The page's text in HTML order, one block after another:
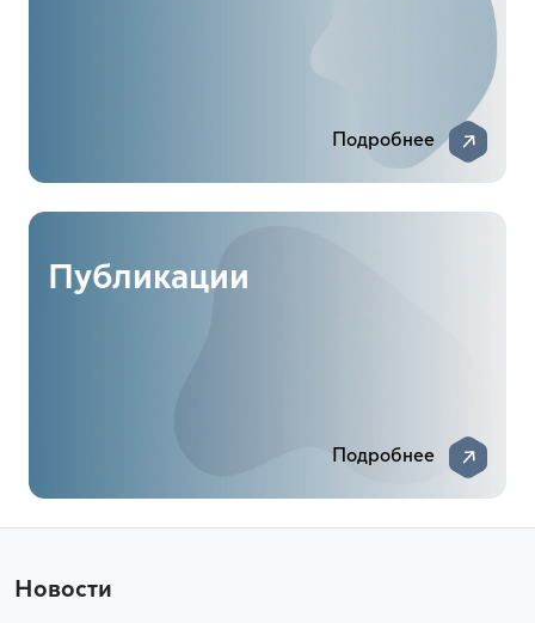
Подробнее
Публикации
Подробнее
Новости